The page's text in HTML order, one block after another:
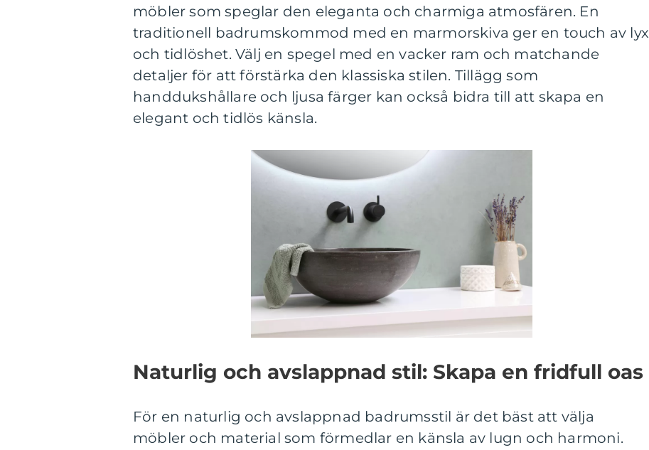
möbler som speglar den eleganta och charmiga atmosfären. En
traditionell badrumskommod med en marmorskiva ger en touch av lyx
och tidlöshet. Välj en spegel med en vacker ram och matchande
detaljer för att förstärka den klassiska stilen. Tillägg som
handdukshållare och ljusa färger kan också bidra till att skapa en
elegant och tidlös känsla.
Naturlig och avslappnad stil: Skapa en fridfull oas
För en naturlig och avslappnad badrumsstil är det bäst att välja
möbler och material som förmedlar en känsla av lugn och harmoni.